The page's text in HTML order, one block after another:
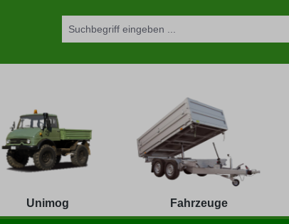
Unimog Fahrzeuge